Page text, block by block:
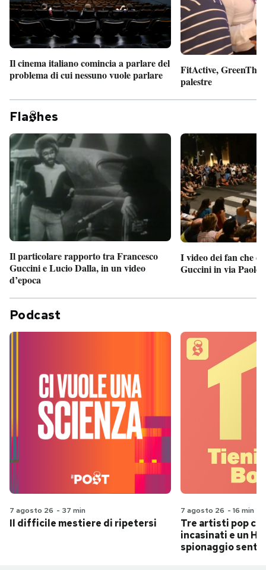
Il cinema italiano comincia a parlare del
problema di cui nessuno vuole parlare
FitActive,
palestre
Fla hes
Il particolare rapporto tra Francesco
Guccini e Lucio Dalla, in un video
d’epoca
I video dei fan che
Guccini in via Paolo
Podcast
7 agosto 26 - 37 min
Il difficile mestiere di ripetersi
7 agosto 26 - 16 min
Tre artisti pop
incasinati e un
spionaggio